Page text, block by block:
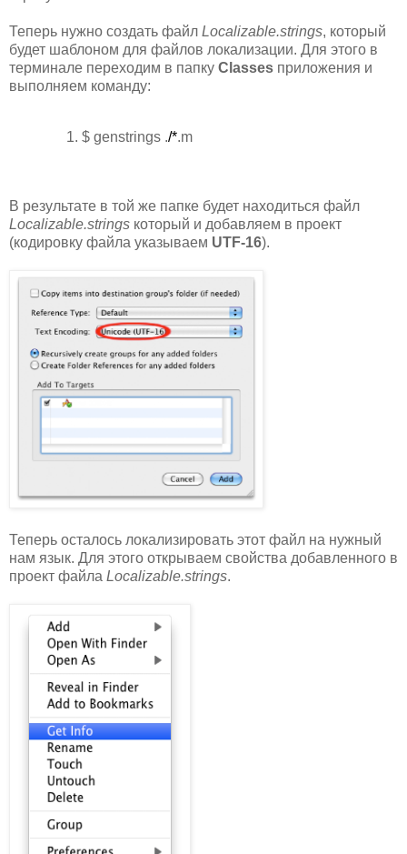
Теперь нужно создать файл Localizable.strings, который
будет шаблоном для файлов локализации. Для этого в
терминале переходим в папку Classes приложения и
выполняем команду:
$ genstrings ./*.m
В результате в той же папке будет находиться файл
Localizable.strings который и добавляем в проект
(кодировку файла указываем UTF-16).
Теперь осталось локализировать этот файл на нужный
нам язык. Для этого открываем свойства добавленного в
проект файла Localizable.strings.